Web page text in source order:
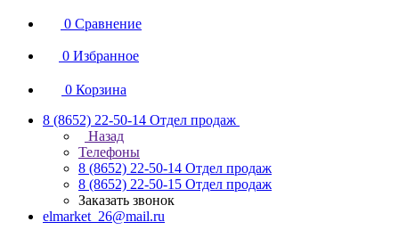
0 Сравнение
0 Избранное
0 Корзина
8 (8652) 22-50-14 Отдел продаж
Назад
Телефоны
8 (8652) 22-50-14 Отдел продаж
8 (8652) 22-50-15 Отдел продаж
Заказать звонок
elmarket_26@mail.ru